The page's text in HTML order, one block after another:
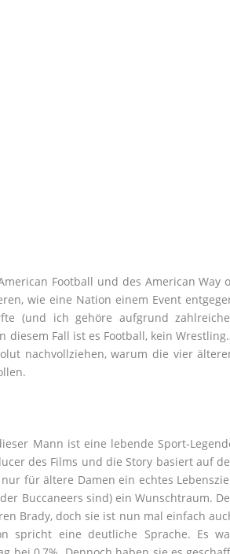
Football und des American Way
wie eine Nation einem Event
(und ich gehöre aufgrund
diesem Fall ist es Football, kein
nachvollziehen, warum die vier
Mann ist eine lebende Sport-
des Films und die Story basiert auf
für ältere Damen ein echtes
Buccaneers sind) ein Wunschtraum.
Brady, doch sie ist nun mal einfach
spricht eine deutliche Sprache. Es